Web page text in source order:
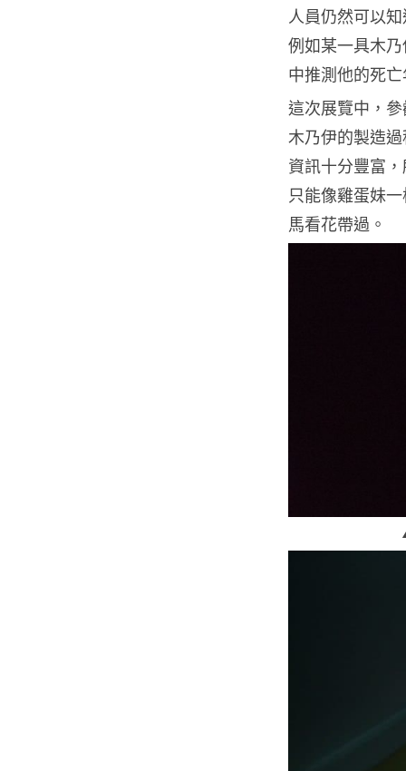
人員仍然可以
例如某一具木
中推測他的死
這次展覽中，
木乃伊的製造
資訊十分豐富
只能像雞蛋妹
馬看花帶過。